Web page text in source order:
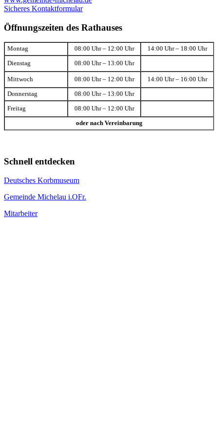
Sicheres Kontaktformular
Öffnungszeiten des Rathauses
Montag 08:00 Uhr – 12:00 Uhr 14:00 Uhr – 18:00 Uhr
Dienstag 08:00 Uhr – 13:00 Uhr
Mittwoch 08:00 Uhr – 12:00 Uhr 14:00 Uhr – 16:00 Uhr
Donnerstag 08:00 Uhr – 13:00 Uhr
Freitag 08:00 Uhr – 12:00 Uhr
oder nach Vereinbarung
Schnell entdecken
Deutsches Korbmuseum
Gemeinde Michelau i.OFr.
Mitarbeiter